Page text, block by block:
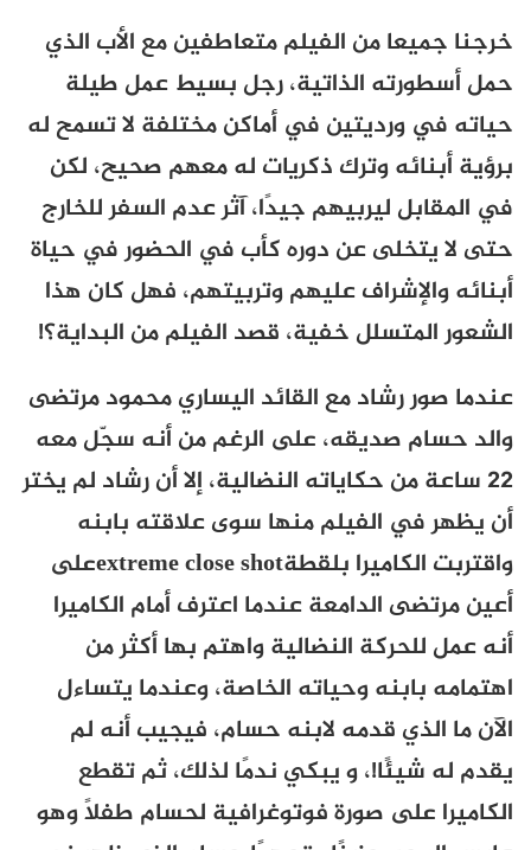
خرجنا جميعا من الفيلم متعاطفين مع الأب الذي
حمل أسطورته الذاتية، رجل بسيط عمل طيلة
حياته في ورديتين في أماكن مختلفة لا تسمح له
برؤية أبنائه وترك ذكريات له معهم صحيح، لكن
في المقابل ليربيهم جيدًا، آثر عدم السفر للخارج
حتى لا يتخلى عن دوره كأب في الحضور في حياة
أبنائه والإشراف عليهم وتربيتهم، فهل كان هذا
الشعور المتسلل خفية، قصد الفيلم من البداية؟!
عندما صور رشاد مع القائد اليساري محمود مرتضى
والد حسام صديقه، على الرغم من أنه سجّل معه
22 ساعة من حكاياته النضالية، إلا أن رشاد لم يختر
أن يظهر في الفيلم منها سوى علاقته بابنه
واقتربت الكاميرا بلقطةextreme close shotعلى
أعين مرتضى الدامعة عندما اعترف أمام الكاميرا
أنه عمل للحركة النضالية واهتم بها أكثر من
اهتمامه بابنه وحياته الخاصة، وعندما يتساءل
الآن ما الذي قدمه لابنه حسام، فيجيب أنه لم
يقدم له شيئًا!، و يبكي ندمًا لذلك، ثم تقطع
الكاميرا على صورة فوتوغرافية لحسام طفلًا وهو